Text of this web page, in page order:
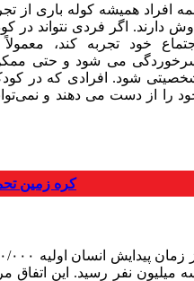
افراد همیشه کوله باری از
دارند. اگر فردی نتواند در
خود تجربه کند،
می شود و حتی ممکن
شود. افرادی که در
را از دست می دهند و
کره زمین